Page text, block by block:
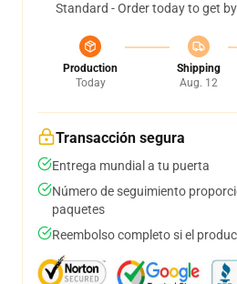
Standard - Order today to get by
Production
Today
Shipping
Aug. 12
Transacción segura
Entrega mundial a tu puerta
Número de seguimiento
paquetes
Reembolso completo si el